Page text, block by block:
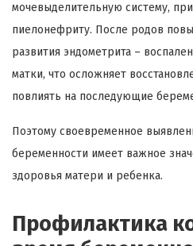
мочевыделительную систему,
пиелонефриту. После родов
развития эндометрита –
матки, что осложняет
повлиять на последующие
Поэтому своевременное
беременности имеет важное
здоровья матери и ребенка.
Профилактика